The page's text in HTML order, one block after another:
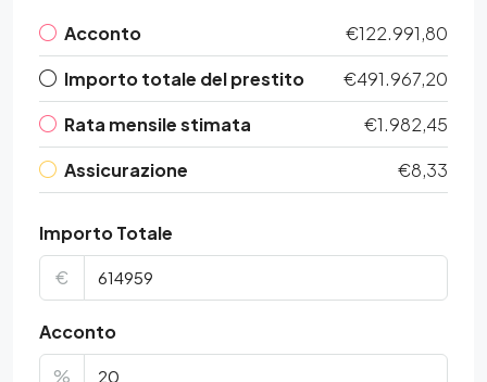
Acconto
€122.991,80
Importo totale del prestito
€491.967,20
Rata mensile stimata
€1.982,45
Assicurazione
€8,33
Importo Totale
€
Acconto
%